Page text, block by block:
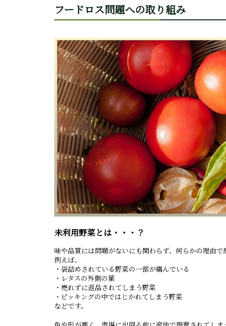
フードロス問題への取り組み
未利用野菜とは・・・？
味や品質には問題がないにも関わらず、何らかの理由で
例えば、
・袋詰めされている野菜の一部が痛んでいる
・レタスの外側の葉
・売れずに返品されてしまう野菜
・ピッキングの中ではじかれてしまう野菜
などです。